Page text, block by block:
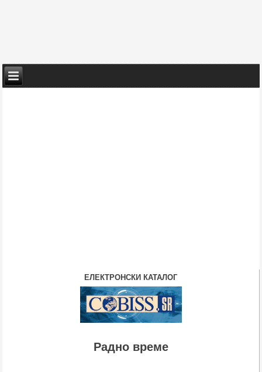
ЕЛЕКТРОНСКИ КАТАЛОГ
Радно време